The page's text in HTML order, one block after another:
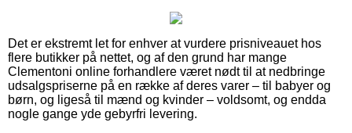
Det er ekstremt let for enhver at vurdere prisniveauet hos
flere butikker på nettet, og af den grund har mange
Clementoni online forhandlere været nødt til at nedbringe
udsalgspriserne på en række af deres varer – til babyer og
børn, og ligeså til mænd og kvinder – voldsomt, og endda
nogle gange yde gebyrfri levering.